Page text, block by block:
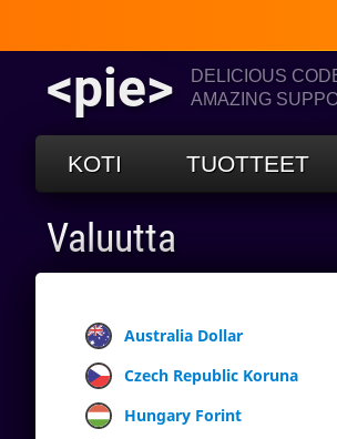
<pie>
DELICIOUS
AMAZING
KOTI TUOTTEET
Valuutta
Australia Dollar
Czech Republic Koruna
Hungary Forint